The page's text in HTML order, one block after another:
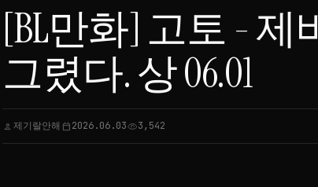
[BL만화] 고토 -
그렸다. 상 06.01
person 제기랄안해 calendar_today2026.06.03visibility3,542